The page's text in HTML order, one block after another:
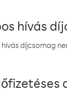
hívás
hívás díjcsomag